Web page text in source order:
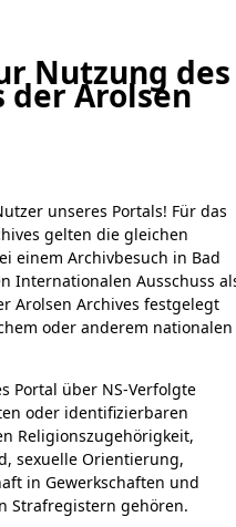
Online
Impressum
imprint
Impressum
Nutzung des
der Arolsen
unseres Portals! Für das
gelten die gleichen
einem Archivbesuch in Bad
Internationalen Ausschuss
Arolsen Archives festgelegt
oder anderem nationalen
Portal über NS-Verfolgte
oder identifizierbaren
Religionszugehörigkeit,
sexuelle Orientierung,
in Gewerkschaften und
Strafregistern gehören.